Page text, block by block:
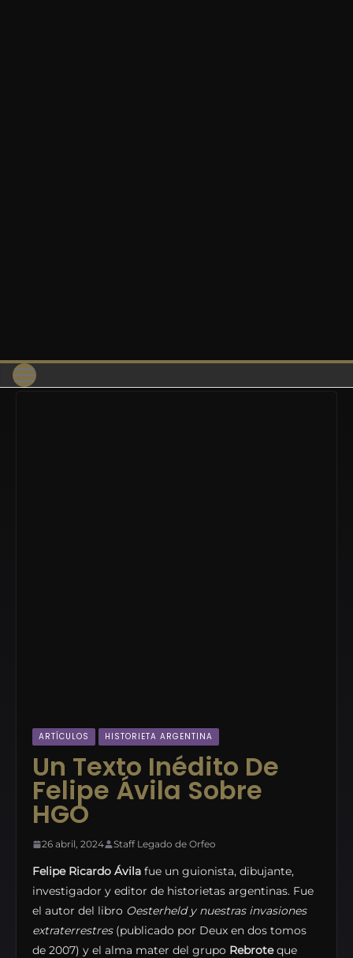
ARTÍCULOS HISTORIETA ARGENTINA
Un Texto Inédito De
Felipe Ávila Sobre
HGO
26 abril, 2024 Staff Legado de Orfeo
Felipe Ricardo Ávila fue un guionista, dibujante,
investigador y editor de historietas argentinas. Fue
el autor del libro Oesterheld y nuestras invasiones
extraterrestres(publicado por Deux en dos tomos
de 2007) y el alma mater del grupo Rebroteque